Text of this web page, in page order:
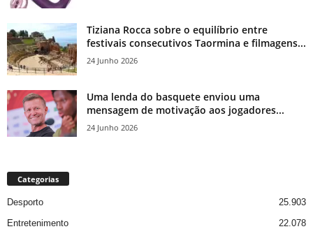
Tiziana Rocca sobre o equilíbrio entre
festivais consecutivos Taormina e filmagens...
24 Junho 2026
Uma lenda do basquete enviou uma
mensagem de motivação aos jogadores...
24 Junho 2026
Categorias
Desporto
25.903
Entretenimento
22.078